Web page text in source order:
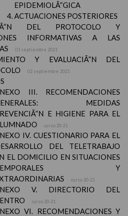
EPIDEMIOLÃ“GICA
ACTUACIONES POSTERIORES
DEL PROTOCOLO Y
INFORMATIVAS A LAS
01 septiembre 2021
Y EVALUACIÃ“N DEL
02 septiembre 2021
III. RECOMENDACIONES
MEDIDAS
E HIGIENE PARA EL
curso 20-21
IV. CUESTIONARIO PARA EL
DEL TELETRABAJO
EL DOMICILIO EN SITUACIONES
Y
curso 20-21
V. DIRECTORIO DEL
curso 20-21
VI. RECOMENDACIONES Y